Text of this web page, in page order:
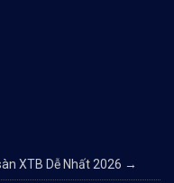
XTB Dễ Nhất 2026 →